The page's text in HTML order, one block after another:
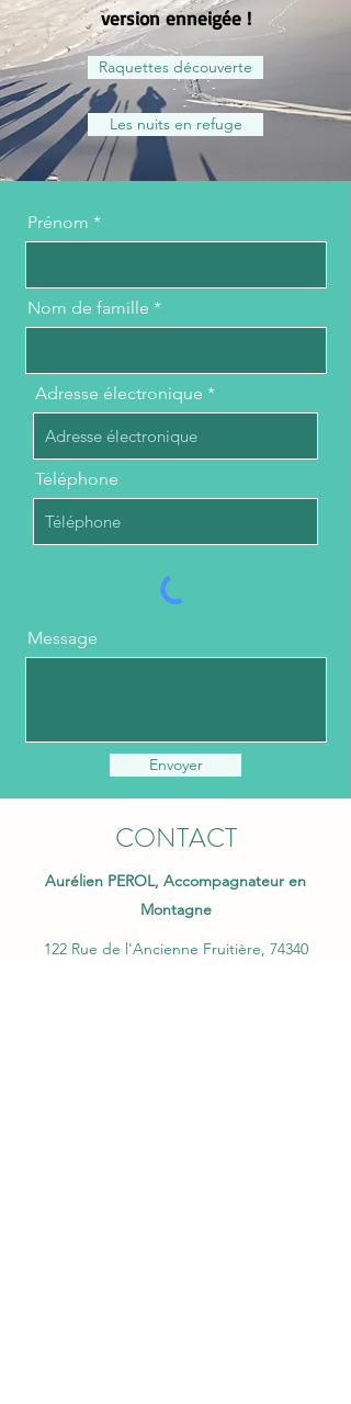
version enneigée !
Raquettes découverte
Les nuits en refuge
Prénom
Nom de famille
Adresse électronique
Téléphone
Message
Envoyer
CONTACT
Aurélien PEROL, Accompagnateur en
Montagne
122 Rue de l'Ancienne Fruitière, 74340